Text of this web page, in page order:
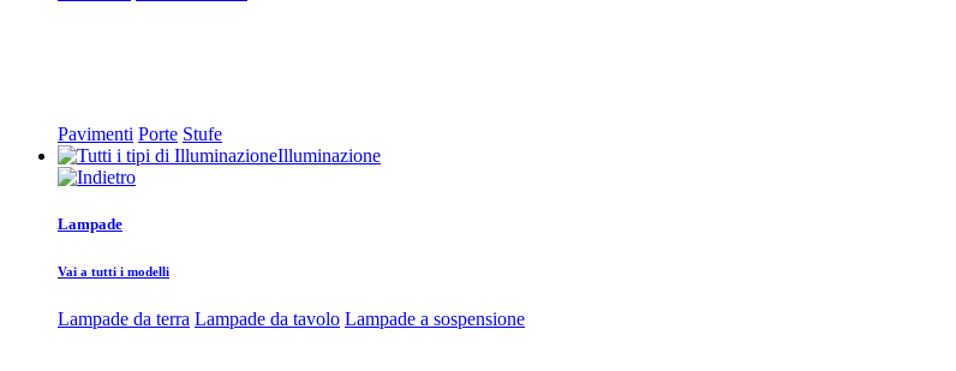
Pavimenti Porte Stufe
Illuminazione
Lampade
Vai a tutti i modelli
Lampade da terra Lampade da tavolo Lampade a sospensione